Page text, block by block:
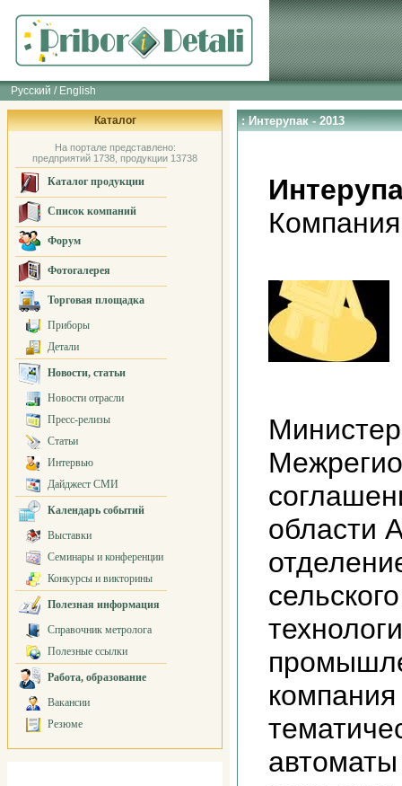
Русский / English
Каталог
На портале представлено:
предприятий 1738, продукции 13738
Каталог продукции
Список компаний
Форум
Фотогалерея
Торговая площадка
Приборы
Детали
Новости, статьи
Новости отрасли
Пресс-релизы
Статьи
Интервью
Дайджест СМИ
Календарь событий
Выставки
Семинары и конференции
Конкурсы и викторины
Полезная информация
Справочник метролога
Полезные ссылки
Работа, образование
Вакансии
Резюме
: Интерупак - 2013
области